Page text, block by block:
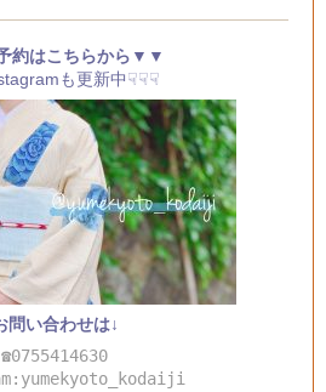
約はこちらから▼▼
も更新中☟☟☟
問い合わせは↓
☎0755414630